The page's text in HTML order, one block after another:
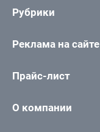
Рубрики
Реклама на сайте
Прайс-лист
О компании